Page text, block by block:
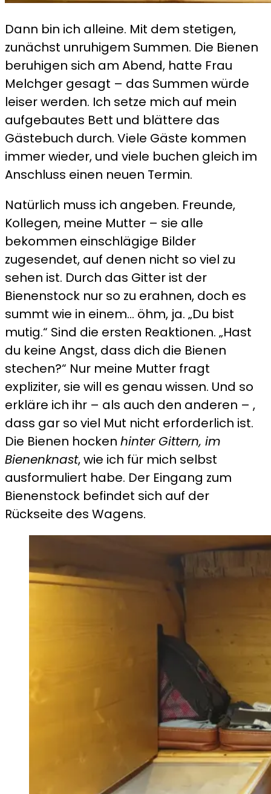
Dann bin ich alleine. Mit dem stetigen,
zunächst unruhigem Summen. Die Bienen
beruhigen sich am Abend, hatte Frau
Melchger gesagt – das Summen würde
leiser werden. Ich setze mich auf mein
aufgebautes Bett und blättere das
Gästebuch durch. Viele Gäste kommen
immer wieder, und viele buchen gleich im
Anschluss einen neuen Termin.
Natürlich muss ich angeben. Freunde,
Kollegen, meine Mutter – sie alle
bekommen einschlägige Bilder
zugesendet, auf denen nicht so viel zu
sehen ist. Durch das Gitter ist der
Bienenstock nur so zu erahnen, doch es
summt wie in einem… öhm, ja. „Du bist
mutig.“ Sind die ersten Reaktionen. „Hast
du keine Angst, dass dich die Bienen
stechen?“ Nur meine Mutter fragt
expliziter, sie will es genau wissen. Und so
erkläre ich ihr – als auch den anderen – ,
dass gar so viel Mut nicht erforderlich ist.
Die Bienen hocken hinter Gittern, im
Bienenknast, wie ich für mich selbst
ausformuliert habe. Der Eingang zum
Bienenstock befindet sich auf der
Rückseite des Wagens.